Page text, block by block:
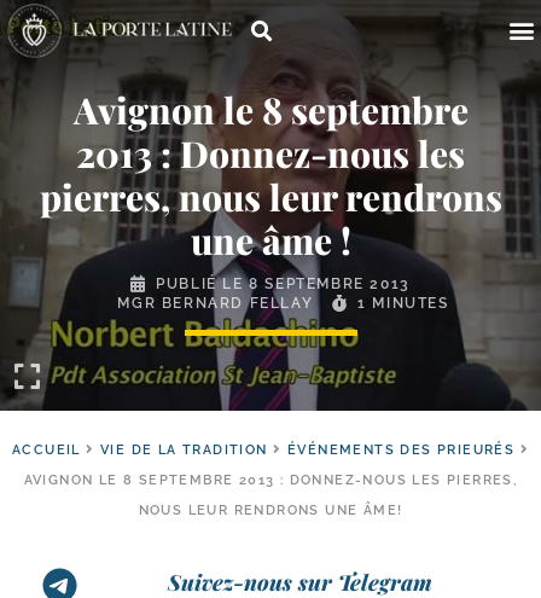
Avignon le 8 septembre
2013 : Donnez-​nous les
pierres, nous leur rendrons
une âme !
PUBLIÉ LE8 SEPTEMBRE 2013
MGR BERNARD FELLAY
1 MINUTES
ACCUEIL VIE DE LA TRADITION
ÉVÉNEMENTS DES PRIEURÉS
AVIGNON LE 8 SEPTEMBRE 2013 : DONNEZ-NOUS LES PIERRES,
NOUS LEUR RENDRONS UNE ÂME!
Suivez-nous sur Telegram